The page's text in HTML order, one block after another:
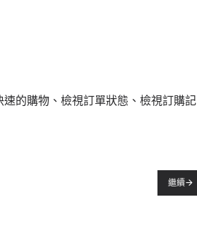
的購物、檢視訂單狀態、檢視訂購記
繼續